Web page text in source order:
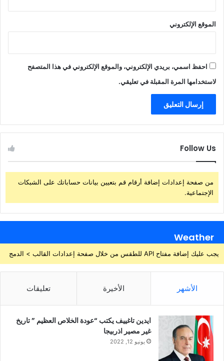
الموقع الإلكتروني
احفظ اسمي، بريدي الإلكتروني، والموقع الإلكتروني في هذا المتصفح
لاستخدامها المرة المقبلة في تعليقي.
Follow Us
من صفحة إعدادات إضافة أرقام قم بتعيين بيانات حساباتك على الشبكات
الإجتماعية.
Weather
يجب عليك إضافة مفتاح API للطقس من خلال صفحة إعدادات القالب > الدمج
الأشهر الأخيرة تعليقات
ايدين تاغييف يكتب “عودة الخلاص العظيم ” تاريخ
غير مصير اذربيجا
يونيو 12, 2022